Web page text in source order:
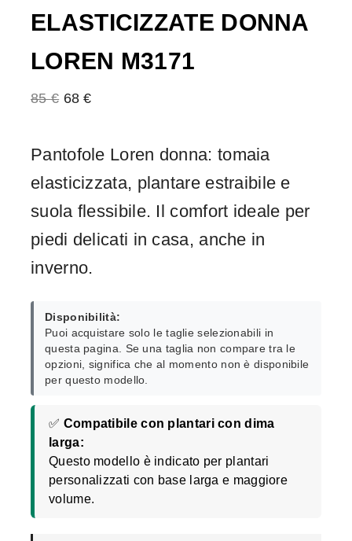
ELASTICIZZATE DONNA
LOREN M3171
85€ 68€
Pantofole Loren donna: tomaia
elasticizzata, plantare estraibile e
suola flessibile. Il comfort ideale per
piedi delicati in casa, anche in
inverno.
Disponibilità:
Puoi acquistare solo le taglie selezionabili in
questa pagina. Se una taglia non compare tra le
opzioni, significa che al momento non è disponibile
per questo modello.
✅ Compatibile con plantari con dima
larga:
Questo modello è indicato per plantari
personalizzati con base larga e maggiore
volume.